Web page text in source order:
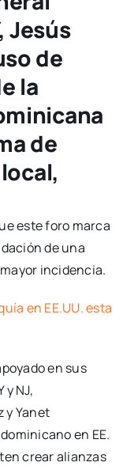
Jesús
de
la
de
este foro marca
de una
incidencia.
en EE.UU. esta
en sus
NJ,
y Yanet
en EE.
crear alianzas